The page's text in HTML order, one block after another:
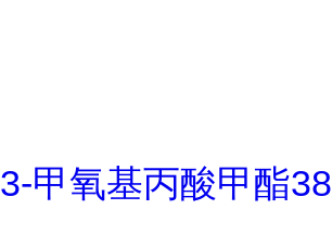
3-甲氧基丙酸甲酯